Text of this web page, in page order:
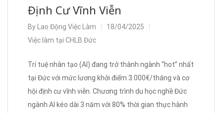
Định Cư Vĩnh Viễn
By Lao Động Việc Làm
18/04/2025
Việc làm tại CHLB Đức
Trí tuệ nhân tạo (AI) đang trở thành ngành “hot” nhất
tại Đức với mức lương khởi điểm 3.000€/tháng và cơ
hội định cư vĩnh viễn. Chương trình du học nghề Đức
ngành AI kéo dài 3 năm với 80% thời gian thực hành